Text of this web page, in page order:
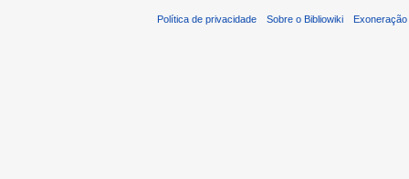
Política de privacidade Sobre o Bibliowiki